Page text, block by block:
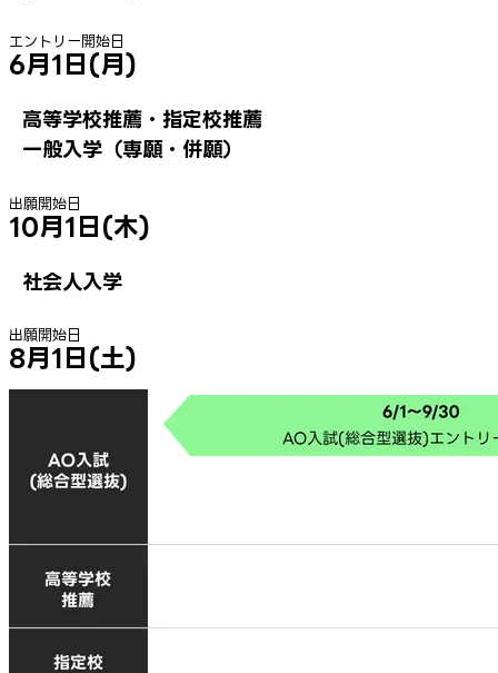
エントリー開始日
6月1日(月)
高等学校推薦・指定校推薦
一般入学（専願・併願）
出願開始日
10月1日(木)
社会人入学
出願開始日
8月1日(土)